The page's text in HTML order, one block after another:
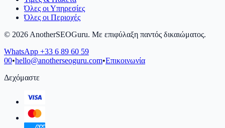
Όλες οι Υπηρεσίες
Όλες οι Περιοχές
© 2026AnotherSEOGuru. Με επιφύλαξη παντός δικαιώματος.
WhatsApp +33 6 89 60 59
00•hello@anotherseoguru.com•Επικοινωνία
Δεχόμαστε